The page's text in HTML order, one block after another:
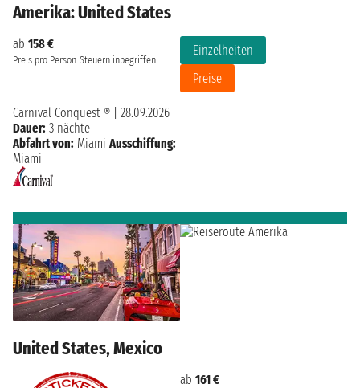
Amerika: United States
ab 158 €
Preis pro Person Steuern inbegriffen
Einzelheiten
Preise
Carnival Conquest ®
28.09.2026
Dauer: 3 nächte
Abfahrt von: Miami Ausschiffung:
Miami
United States, Mexico
ab 161 €